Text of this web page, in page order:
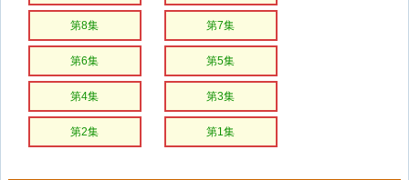
第8集 第7集
第6集 第5集
第4集 第3集
第2集 第1集